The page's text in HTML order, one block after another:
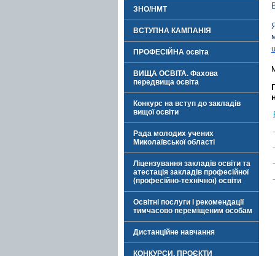
ЗНО/НМТ
ВСТУПНА КАМПАНІЯ
ПРОФЕСІЙНА освіта
ВИЩА ОСВІТА. Фахова
передвища освіта
Конкурс на вступ до закладів
вищої освіти
Рада молодих учених
Миколаївської області
Ліцензування закладів освіти та
атестація закладів професійної
(професійно-технічної) освіти
Освітні послуги і рекомендації
тимчасово переміщеним особам
Дистанційне навчання
КОНКУРСИ. ПРОЄКТИ